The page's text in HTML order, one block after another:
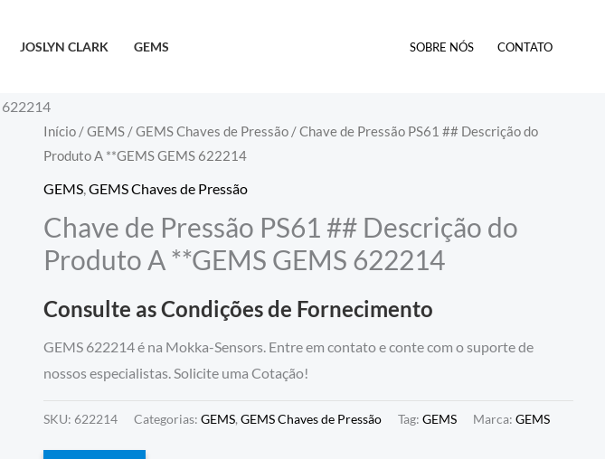
JOSLYN CLARK GEMS SOBRE NÓS CONTATO
622214
Início/GEMS/GEMS Chaves de Pressão/ Chave de Pressão PS61 ## Descrição do
Produto A **GEMS GEMS 622214
GEMS, GEMS Chaves de Pressão
Chave de Pressão PS61 ## Descrição do
Produto A **GEMS GEMS 622214
Consulte as Condições de Fornecimento
GEMS 622214 é na Mokka-Sensors. Entre em contato e conte com o suporte de
nossos especialistas. Solicite uma Cotação!
SKU: 622214 Categorias: GEMS, GEMS Chaves de Pressão Tag: GEMS Marca: GEMS